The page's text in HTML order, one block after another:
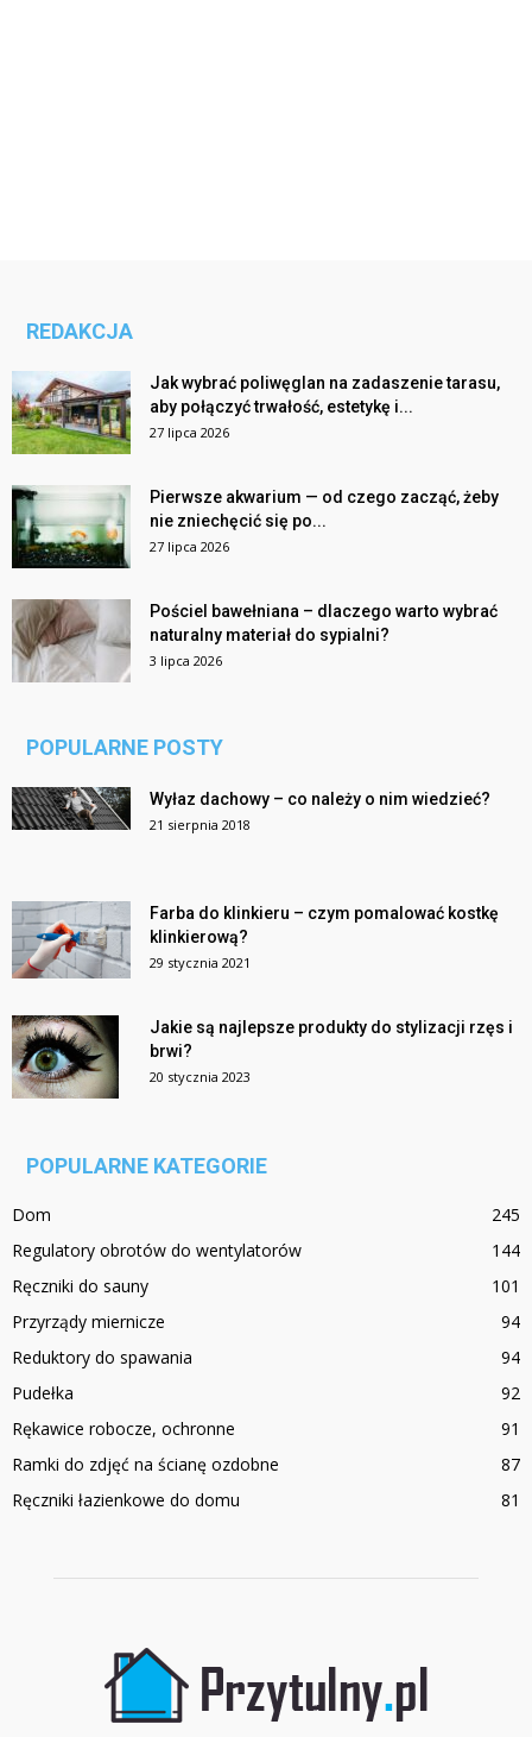
REDAKCJA
Jak wybrać poliwęglan na zadaszenie tarasu,
aby połączyć trwałość, estetykę i...
27 lipca 2026
Pierwsze akwarium — od czego zacząć, żeby
nie zniechęcić się po...
27 lipca 2026
Pościel bawełniana – dlaczego warto wybrać
naturalny materiał do sypialni?
3 lipca 2026
POPULARNE POSTY
Wyłaz dachowy – co należy o nim wiedzieć?
21 sierpnia 2018
Farba do klinkieru – czym pomalować kostkę
klinkierową?
29 stycznia 2021
Jakie są najlepsze produkty do stylizacji rzęs i
brwi?
20 stycznia 2023
POPULARNE KATEGORIE
Dom
245
Regulatory obrotów do wentylatorów
144
Ręczniki do sauny
101
Przyrządy miernicze
94
Reduktory do spawania
94
Pudełka
92
Rękawice robocze, ochronne
91
Ramki do zdjęć na ścianę ozdobne
87
Ręczniki łazienkowe do domu
81